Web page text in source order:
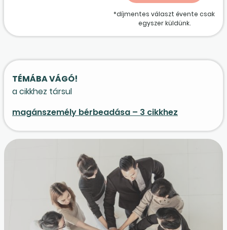
*díjmentes választ évente csak
egyszer küldünk.
TÉMÁBA VÁGÓ!
a cikkhez társul
magánszemély bérbeadása – 3 cikkhez